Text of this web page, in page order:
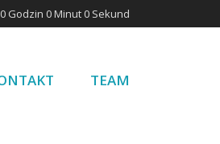
Godzin 0 Minut 0 Sekund
TEAM